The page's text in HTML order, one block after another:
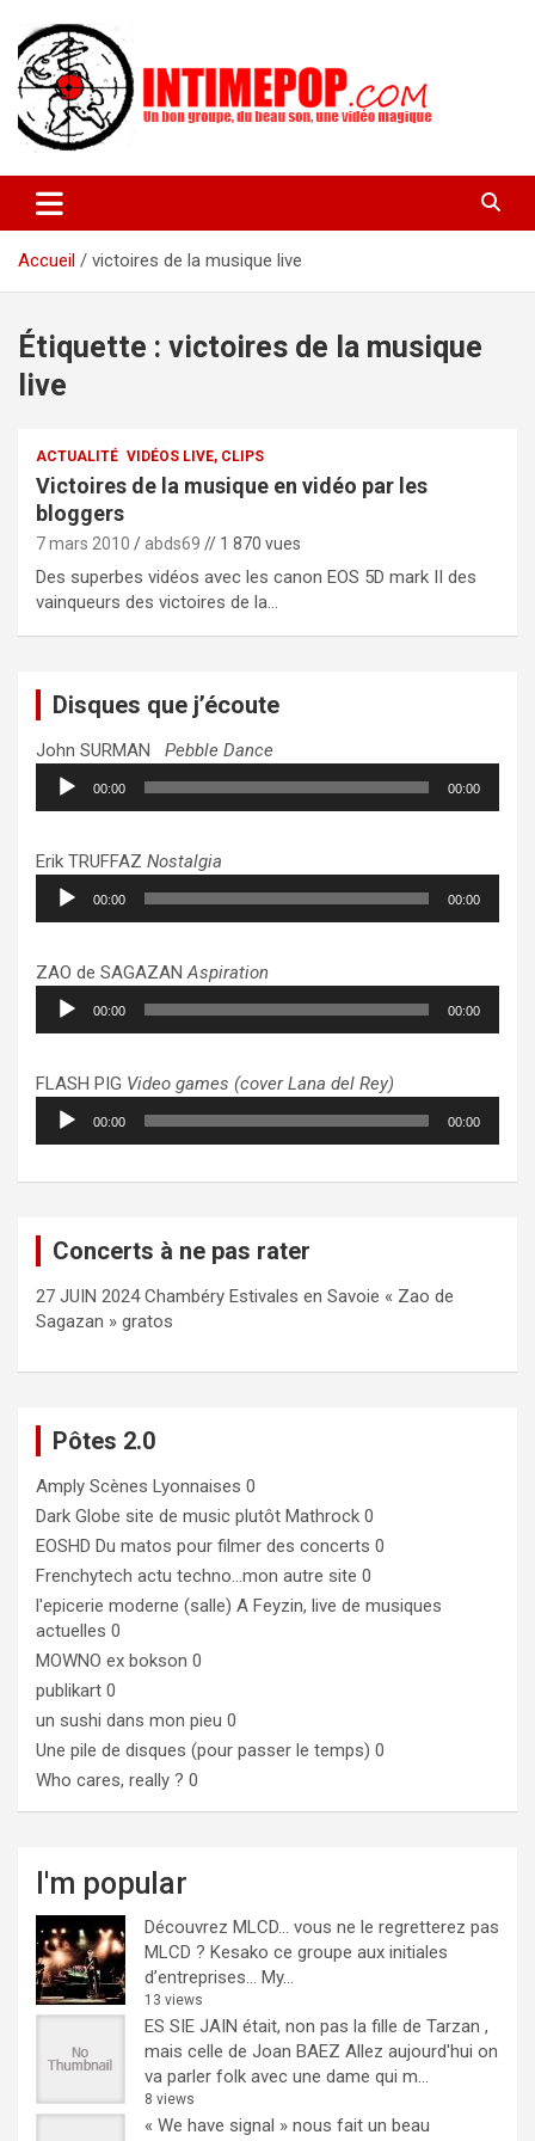
contenu
intimepop.com
actuelles pop rock, post-rock, indé sur Lyon. rock pop concert
lyon
Accueil
victoires de la musique live
Étiquette : victoires de la musique
live
ACTUALITÉ VIDÉOS LIVE, CLIPS
Victoires de la musique en vidéo par les
bloggers
7 mars 2010 abds69 // 1 870 vues
Des superbes vidéos avec les canon EOS 5D mark II des
vainqueurs des victoires de la…
Disques que j’écoute
John SURMAN Pebble Dance
Lecteur
audio
00:00 00:00
Erik TRUFFAZ Nostalgia
Lecteur
audio
00:00 00:00
ZAO de SAGAZANAspiration
Lecteur
audio
00:00 00:00
FLASH PIG Video games (cover Lana del Rey)
Lecteur
audio
00:00 00:00
Concerts à ne pas rater
27 JUIN 2024 Chambéry Estivales en Savoie « Zao de
Sagazan » gratos
Pôtes 2.0
Amply Scènes Lyonnaises 0
Dark Globe site de music plutôt Mathrock 0
EOSHD Du matos pour filmer des concerts 0
Frenchytech actu techno…mon autre site 0
l'epicerie moderne (salle) A Feyzin, live de musiques
actuelles 0
MOWNO ex bokson 0
publikart 0
un sushi dans mon pieu 0
Une pile de disques (pour passer le temps) 0
Who cares, really ? 0
I'm popular
Découvrez MLCD… vous ne le regretterez pas
MLCD ? Kesako ce groupe aux initiales
d’entreprises… My...
13 views
ES SIE JAIN était, non pas la fille de Tarzan ,
mais celle de Joan BAEZ Allez aujourd'hui on
va parler folk avec une dame qui m...
8 views
« We have signal » nous fait un beau